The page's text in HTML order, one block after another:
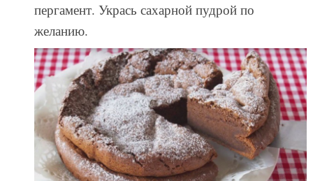
пергамент. Укрась сахарной пудрой по
желанию.